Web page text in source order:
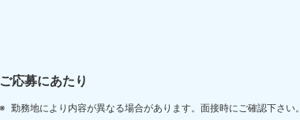
ご応募にあたり
勤務地により内容が異なる場合があります。面接時にご確認下さい。